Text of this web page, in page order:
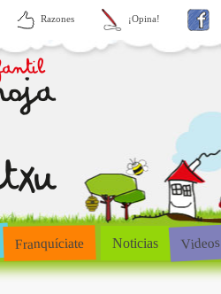
Razones ¡Opina!
Franquíciate Noticias Videos